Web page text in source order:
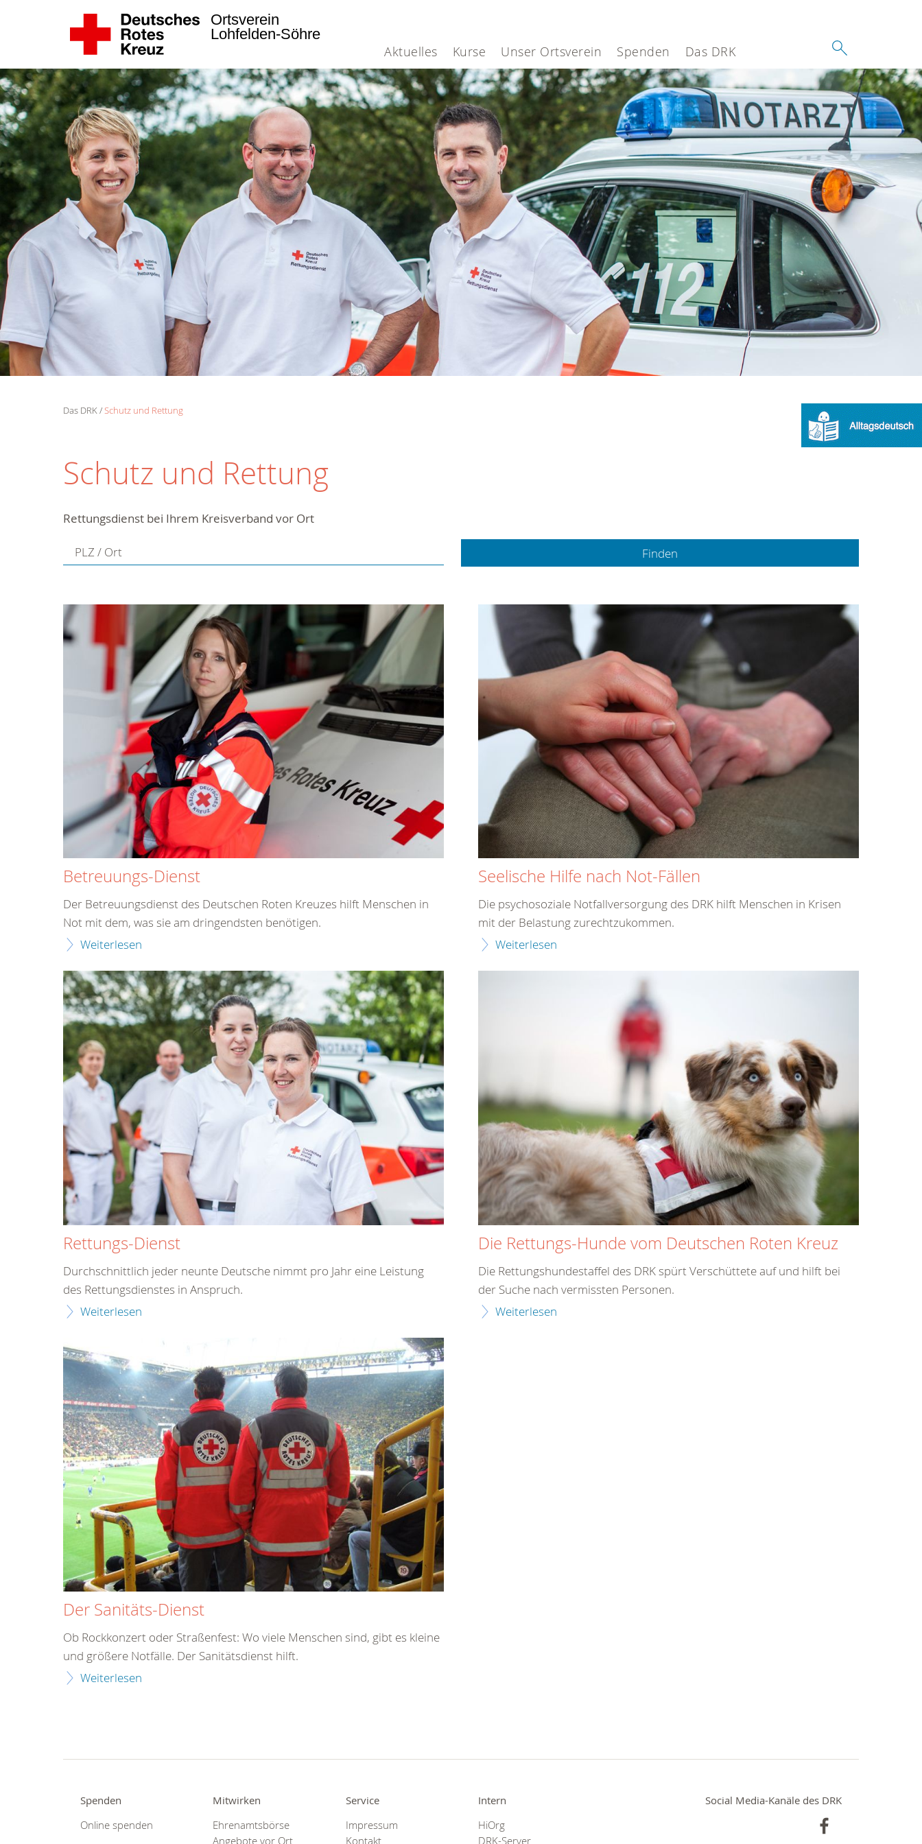
Aktuelles Kurse Unser Ortsverein Spenden Das DRK
Ortsverein
Lohfelden-Söhre
Das DRK Schutz und Rettung
Schutz und Rettung
Rettungsdienst bei Ihrem Kreisverband vor Ort
PLZ / Ort
Betreuungs-Dienst
Der Betreuungsdienst des Deutschen Roten Kreuzes hilft Menschen in
Not mit dem, was sie am dringendsten benötigen.
Weiterlesen
Seelische Hilfe nach Not-Fällen
Die psychosoziale Notfallversorgung des DRK hilft Menschen in Krisen
mit der Belastung zurechtzukommen.
Weiterlesen
Rettungs-Dienst
Durchschnittlich jeder neunte Deutsche nimmt pro Jahr eine Leistung
des Rettungsdienstes in Anspruch.
Weiterlesen
Die Rettungs-Hunde vom Deutschen Roten Kreuz
Die Rettungshundestaffel des DRK spürt Verschüttete auf und hilft bei
der Suche nach vermissten Personen.
Weiterlesen
Der Sanitäts-Dienst
Ob Rockkonzert oder Straßenfest: Wo viele Menschen sind, gibt es kleine
und größere Notfälle. Der Sanitätsdienst hilft.
Weiterlesen
Spenden
Online spenden
Mitwirken
Ehrenamtsbörse
Angebote vor Ort
Service
Impressum
Kontakt
Intern
HiOrg
DRK-Server
Social Media-Kanäle des DRK